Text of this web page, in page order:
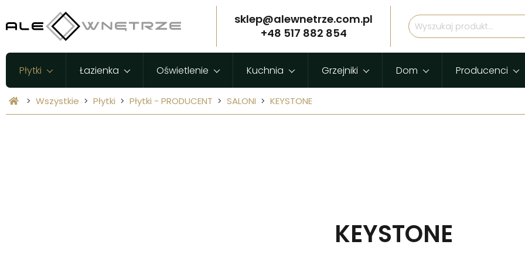
sklep@alewnetrze.com.pl
+48 517 882 854
Płytki Łazienka Oświetlenie Kuchnia Grzejniki Dom Producenci
Wszystkie Płytki Płytki - PRODUCENT SALONI KEYSTONE
KEYSTONE